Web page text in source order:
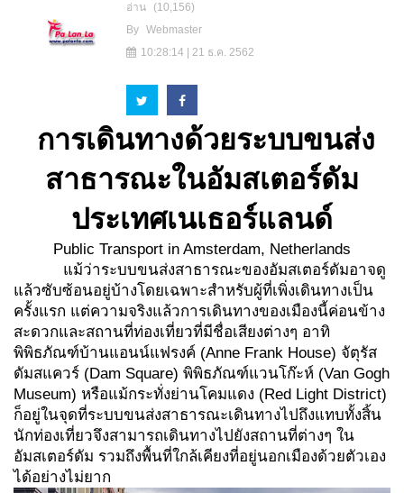
อ่าน
(10,156)
By
Webmaster
10:28:14 | 21 ธ.ค. 2562
การเดินทางด้วยระบบขนส่ง
สาธารณะในอัมสเตอร์ดัม
ประเทศเนเธอร์แลนด์
Public Transport in Amsterdam, Netherlands
แม้ว่าระบบขนส่งสาธารณะของอัมสเตอร์ดัมอาจดู
แล้วซับซ้อนอยู่บ้างโดยเฉพาะสำหรับผู้ที่เพิ่งเดินทางเป็น
ครั้งแรก แต่ความจริงแล้วการเดินทางของเมืองนี้ค่อนข้าง
สะดวกและสถานที่ท่องเที่ยวที่มีชื่อเสียงต่างๆ อาทิ
พิพิธภัณฑ์บ้านแอนน์แฟรงค์ (Anne Frank House) จัตุรัส
ดัมสแควร์ (Dam Square) พิพิธภัณฑ์แวนโก๊ะห์ (Van Gogh
Museum) หรือแม้กระทั่งย่านโคมแดง (Red Light District)
ก็อยู่ในจุดที่ระบบขนส่งสาธารณะเดินทางไปถึงแทบทั้งสิ้น
นักท่องเที่ยวจึงสามารถเดินทางไปยังสถานที่ต่างๆ ใน
อัมสเตอร์ดัม รวมถึงพื้นที่ใกล้เคียงที่อยู่นอกเมืองด้วยตัวเอง
ได้อย่างไม่ยาก